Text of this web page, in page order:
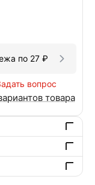
по 27 ₽
вопрос
товара